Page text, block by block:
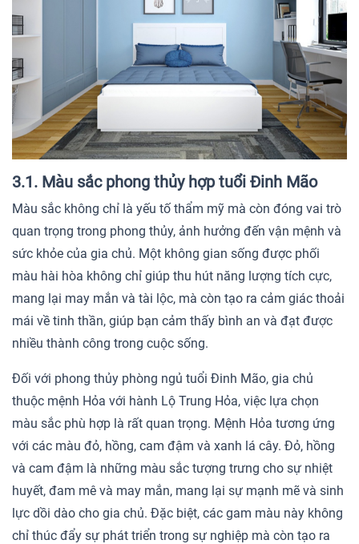
3.1. Màu sắc phong thủy hợp tuổi Đinh Mão
Màu sắc không chỉ là yếu tố thẩm mỹ mà còn đóng vai trò
quan trọng trong phong thủy, ảnh hưởng đến vận mệnh và
sức khỏe của gia chủ. Một không gian sống được phối
màu hài hòa không chỉ giúp thu hút năng lượng tích cực,
mang lại may mắn và tài lộc, mà còn tạo ra cảm giác thoải
mái về tinh thần, giúp bạn cảm thấy bình an và đạt được
nhiều thành công trong cuộc sống.
Đối với phong thủy phòng ngủ tuổi Đinh Mão, gia chủ
thuộc mệnh Hỏa với hành Lộ Trung Hỏa, việc lựa chọn
màu sắc phù hợp là rất quan trọng. Mệnh Hỏa tương ứng
với các màu đỏ, hồng, cam đậm và xanh lá cây. Đỏ, hồng
và cam đậm là những màu sắc tượng trưng cho sự nhiệt
huyết, đam mê và may mắn, mang lại sự mạnh mẽ và sinh
lực dồi dào cho gia chủ. Đặc biệt, các gam màu này không
chỉ thúc đẩy sự phát triển trong sự nghiệp mà còn tạo ra